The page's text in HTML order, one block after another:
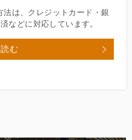
は、クレジットカード・銀
などに対応しています。
む